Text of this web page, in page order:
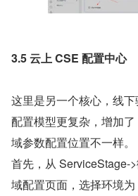
3.5 云上 CSE 配置中心
这里是另一个核心，线
配置模型更复杂，增加
域参数配置位置不一样。
首先，从 ServiceStage-
域配置页面，选择环境